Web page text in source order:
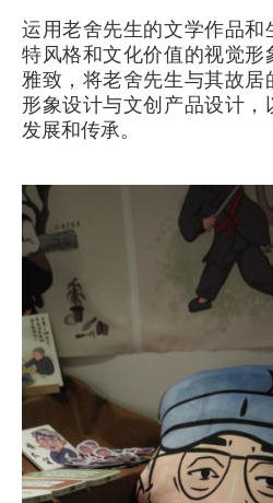
运用老舍先生的文学作品和
特风格和文化价值的视觉
雅致，将老舍先生与其故
形象设计与文创产品设计
发展和传承。